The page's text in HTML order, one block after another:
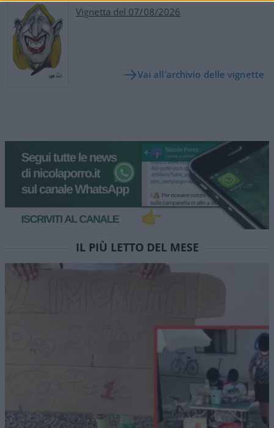
Vignetta del 07/08/2026
Vai all'archivio delle vignette
IL PIÙ LETTO DEL MESE